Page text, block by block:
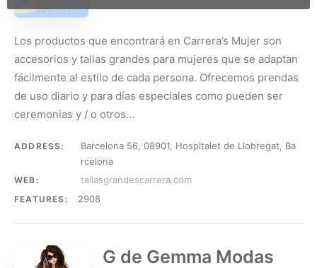
Los productos que encontrará en Carrera’s Mujer son
accesorios y tallas grandes para mujeres que se adaptan
fácilmente al estilo de cada persona. Ofrecemos prendas
de uso diario y para días especiales como pueden ser
ceremonias y / o otros…
ADDRESS:
Barcelona 56, 08901, Hospitalet de Llobregat, Ba
rcelona
WEB: tallasgrandescarrera.com
FEATURES: 2908
G de Gemma Modas